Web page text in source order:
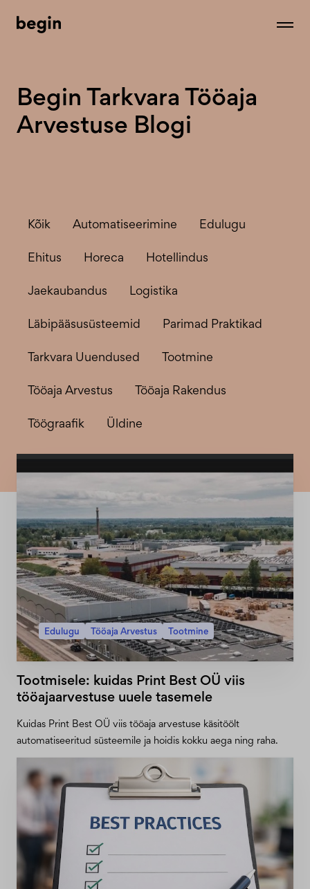
Begin Tarkvara Tööaja
Arvestuse Blogi
Kõik Automatiseerimine Edulugu
Ehitus Horeca Hotellindus
Jaekaubandus Logistika
Läbipääsusüsteemid Parimad Praktikad
Tarkvara Uuendused Tootmine
Tööaja Arvestus Tööaja Rakendus
Töögraafik Üldine
Edulugu Tööaja Arvestus Tootmine
Tootmisele: kuidas Print Best OÜ viis
tööajaarvestuse uuele tasemele
Kuidas Print Best OÜ viis tööaja arvestuse käsitöölt
automatiseeritud süsteemile ja hoidis kokku aega ning raha.